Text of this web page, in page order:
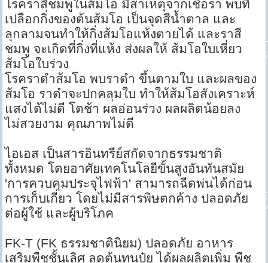
โรคราสีชมพูในส้มโอ มีสาเหตุจากเชื้อรา พบที่
เปลือกกิ่งของต้นส้มโอ เป็นจุดสีน้ำตาล และ
ลุกลามจนทำให้กิ่งส้มโอแห้งตายได้ และราสี
ชมพู จะเกิดที่กิ่งที่แห้ง ส่งผลให้ ส้มโอใบเหี่ยว
ส้มโอใบร่วง
โรคราดำส้มโอ พบราดำ ขึ้นตามใบ และผลของ
ส้มโอ ราดำจะปกคลุมใบ ทำให้ส้มโอสังเคราะห์
แสงได้ไม่ดี โตช้า ผลอ่อนร่วง ผลผลิตน้อยลง
ไม่สวยงาม คุณภาพไม่ดี
ไอเอส เป็นสารอินทรีย์สกัดจากธรรมชาติ
ทั้งหมด โดยอาศัยเทคโนโลยีขั้นสูงอันทันสมัย
'การควบคุมประจุไฟฟ้า' สามารถฉีดพ่นได้ก่อน
การเก็บเกี่ยว โดยไม่มีสารพิษตกค้าง ปลอดภัย
ต่อผู้ใช้ และผู้บริโภค
FK-T (FK ธรรมชาตินิยม) ปลอดภัย อาหาร
เสริมพืชชั้นเลิศ ลดต้นทุนปุ๋ย ได้ผลผลิตเพิ่ม พืช